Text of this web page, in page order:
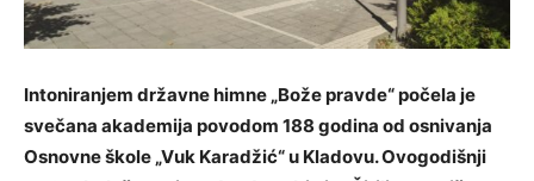
Intoniranjem državne himne „Bože pravde“ počela je
svečana akademija povodom 188 godina od osnivanja
Osnovne škole „Vuk Karadžić“ u Kladovu. Ovogodišnji